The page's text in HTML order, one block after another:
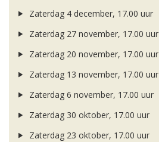
Zaterdag 4 december, 17.00 uur
Zaterdag 27 november, 17.00 uur
Zaterdag 20 november, 17.00 uur
Zaterdag 13 november, 17.00 uur
Zaterdag 6 november, 17.00 uur
Zaterdag 30 oktober, 17.00 uur
Zaterdag 23 oktober, 17.00 uur